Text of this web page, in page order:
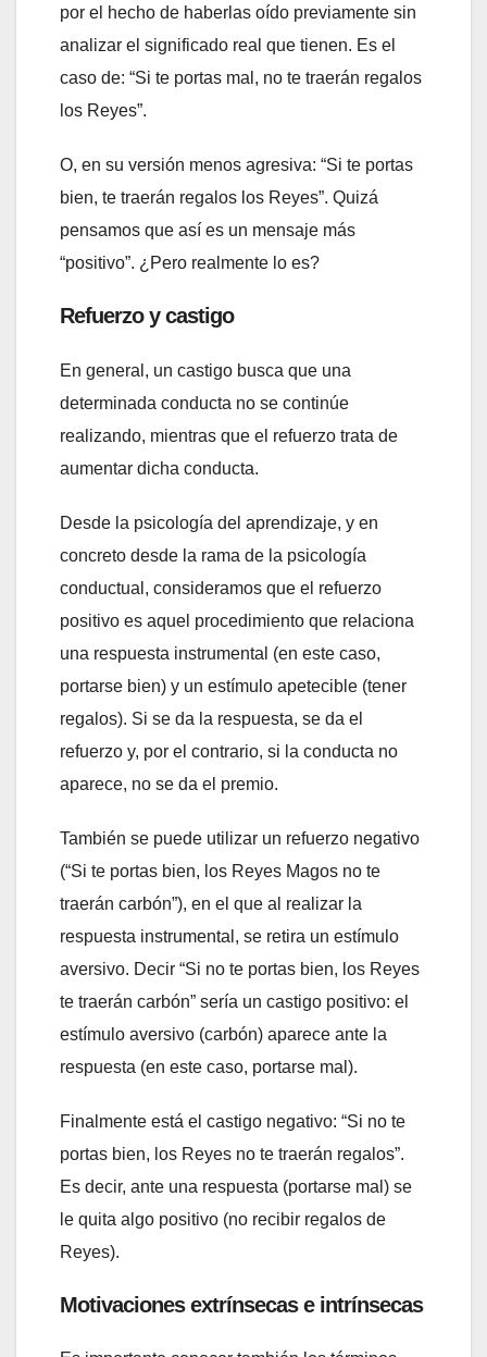
por el hecho de haberlas oído previamente sin
analizar el significado real que tienen. Es el
caso de: “Si te portas mal, no te traerán regalos
los Reyes”.
O, en su versión menos agresiva: “Si te portas
bien, te traerán regalos los Reyes”. Quizá
pensamos que así es un mensaje más
“positivo”. ¿Pero realmente lo es?
Refuerzo y castigo
En general, un castigo busca que una
determinada conducta no se continúe
realizando, mientras que el refuerzo trata de
aumentar dicha conducta.
Desde la psicología del aprendizaje, y en
concreto desde la rama de la psicología
conductual, consideramos que el refuerzo
positivo es aquel procedimiento que relaciona
una respuesta instrumental (en este caso,
portarse bien) y un estímulo apetecible (tener
regalos). Si se da la respuesta, se da el
refuerzo y, por el contrario, si la conducta no
aparece, no se da el premio.
También se puede utilizar un refuerzo negativo
(“Si te portas bien, los Reyes Magos no te
traerán carbón”), en el que al realizar la
respuesta instrumental, se retira un estímulo
aversivo. Decir “Si no te portas bien, los Reyes
te traerán carbón” sería un castigo positivo: el
estímulo aversivo (carbón) aparece ante la
respuesta (en este caso, portarse mal).
Finalmente está el castigo negativo: “Si no te
portas bien, los Reyes no te traerán regalos”.
Es decir, ante una respuesta (portarse mal) se
le quita algo positivo (no recibir regalos de
Reyes).
Motivaciones extrínsecas e intrínsecas